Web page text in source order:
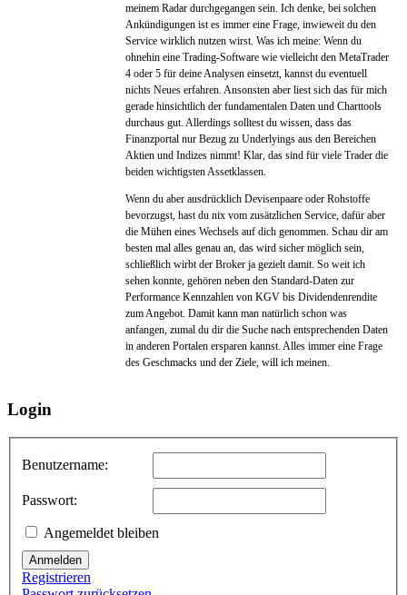
meinem Radar durchgegangen sein. Ich denke, bei solchen
Ankündigungen ist es immer eine Frage, inwieweit du den
Service wirklich nutzen wirst. Was ich meine: Wenn du
ohnehin eine Trading-Software wie vielleicht den MetaTrader
4 oder 5 für deine Analysen einsetzt, kannst du eventuell
nichts Neues erfahren. Ansonsten aber liest sich das für mich
gerade hinsichtlich der fundamentalen Daten und Charttools
durchaus gut. Allerdings solltest du wissen, dass das
Finanzportal nur Bezug zu Underlyings aus den Bereichen
Aktien und Indizes nimmt! Klar, das sind für viele Trader die
beiden wichtigsten Assetklassen.
Wenn du aber ausdrücklich Devisenpaare oder Rohstoffe
bevorzugst, hast du nix vom zusätzlichen Service, dafür aber
die Mühen eines Wechsels auf dich genommen. Schau dir am
besten mal alles genau an, das wird sicher möglich sein,
schließlich wirbt der Broker ja gezielt damit. So weit ich
sehen konnte, gehören neben den Standard-Daten zur
Performance Kennzahlen von KGV bis Dividendenrendite
zum Angebot. Damit kann man natürlich schon was
anfangen, zumal du dir die Suche nach entsprechenden Daten
in anderen Portalen ersparen kannst. Alles immer eine Frage
des Geschmacks und der Ziele, will ich meinen.
Login
Benutzername:
Passwort:
Angemeldet bleiben
Anmelden
Registrieren